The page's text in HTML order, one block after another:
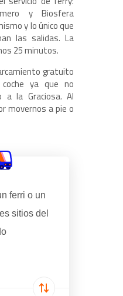
y Biosfera
y lo único que
las salidas. La
25 minutos.
gratuito
ya que no
a la Graciosa. Al
movernos a pie o
ferri o un
sitios del